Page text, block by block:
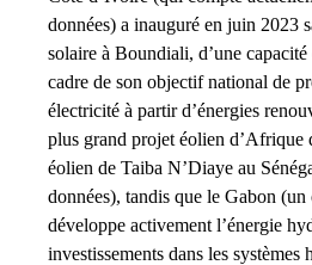
données) a inauguré en juin 2023
solaire à Boundiali, d’une
cadre de son objectif national de
électricité à partir d’énergies
plus grand projet éolien d’Afrique
éolien de Taiba N’Diaye au
données), tandis que le Gabon (un
développe activement l’énergie
investissements dans les systèmes